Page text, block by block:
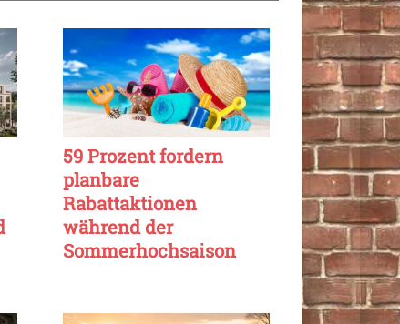
59 Prozent fordern
planbare
Rabattaktionen
während der
Sommerhochsaison